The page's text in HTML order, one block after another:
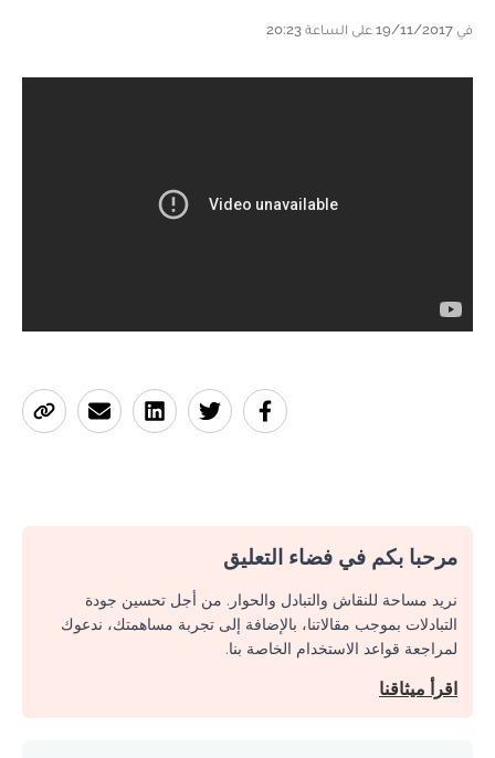
في 19/11/2017 على الساعة 20:23
مرحبا بكم في فضاء التعليق
نريد مساحة للنقاش والتبادل والحوار. من أجل تحسين جودة
التبادلات بموجب مقالاتنا، بالإضافة إلى تجربة مساهمتك، ندعوك
لمراجعة قواعد الاستخدام الخاصة بنا.
اقرأ ميثاقنا